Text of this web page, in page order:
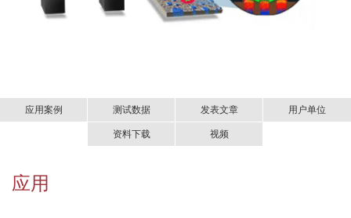
应用案例 测试数据 发表文章 用户单位
资料下载 视频
应用
1、多层薄膜
发表文章
非接触亚微米分辨红外拉曼同步测量系统—mIRage（材料领
BTV专访：